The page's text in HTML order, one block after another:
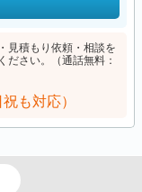
見積もり依頼・相談を
ださい。（通話無料：
も対応）